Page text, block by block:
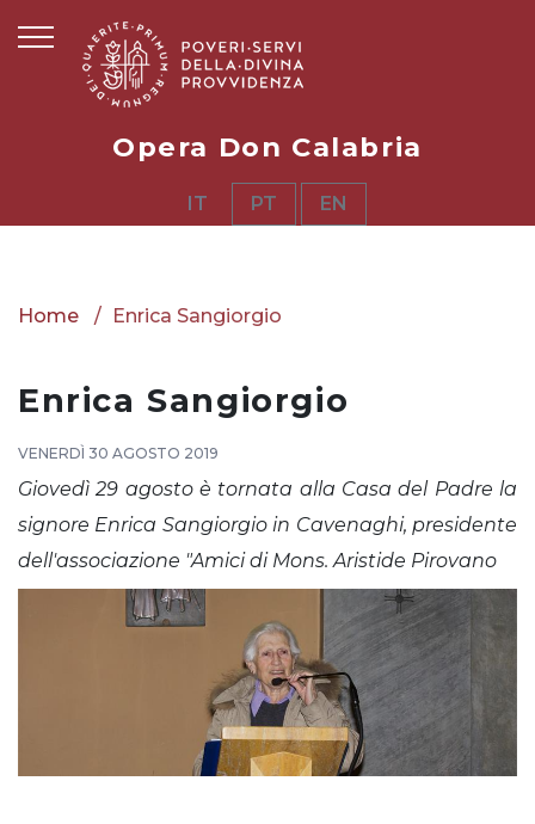
Opera Don Calabria
IT PT EN
Home Enrica Sangiorgio
Enrica Sangiorgio
VENERDÌ 30 AGOSTO 2019
Giovedì 29 agosto è tornata alla Casa del Padre la
signore Enrica Sangiorgio in Cavenaghi, presidente
dell'associazione "Amici di Mons. Aristide Pirovano